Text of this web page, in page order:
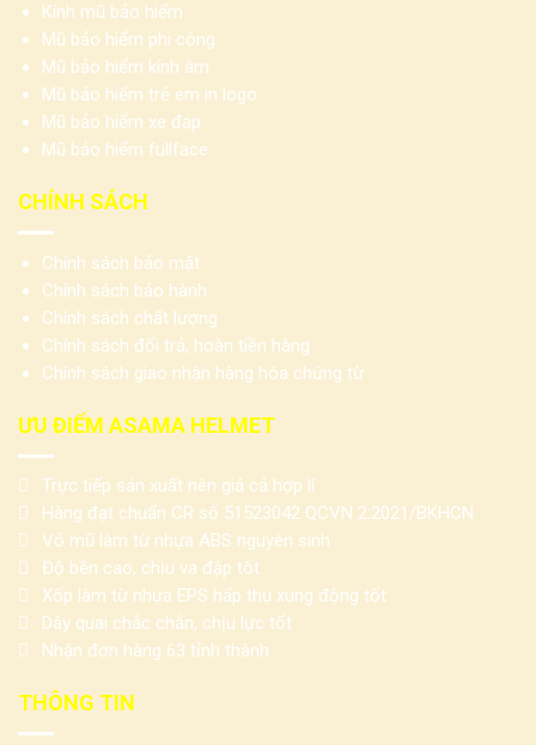
Kính mũ bảo hiểm
Mũ bảo hiểm phi công
Mũ bảo hiểm kính âm
Mũ bảo hiểm trẻ em in logo
Mũ bảo hiểm xe đạp
Mũ bảo hiểm fullface
CHÍNH SÁCH
Chính sách bảo mật
Chính sách bảo hành
Chính sách chất lượng
Chính sách đổi trả, hoàn tiền hàng
Chính sách giao nhận hàng hóa chứng từ
ƯU ĐIỂM ASAMA HELMET
Trực tiếp sản xuất nên giá cả hợp lí
Hàng đạt chuẩn CR số 51523042 QCVN 2:2021/BKHCN
Vỏ mũ làm từ nhựa ABS nguyên sinh
Độ bền cao, chịu va đập tốt
Xốp làm từ nhựa EPS hấp thụ xung động tốt
Dây quai chắc chắn, chịu lực tốt
Nhận đơn hàng 63 tỉnh thành
THÔNG TIN